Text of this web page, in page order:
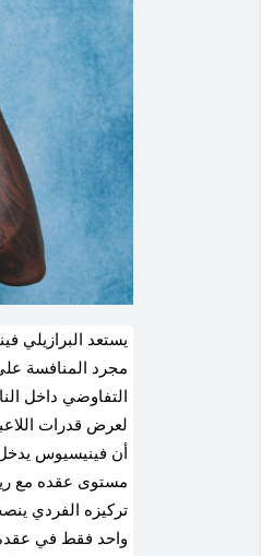
مجرد المنافسة
التفاوضي داخل
لعرض قدرات
أن فينيسيوس
مستوى عقده مع
تركيزه الفردي
واحد فقط في عقده